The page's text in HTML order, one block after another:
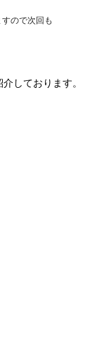
ので次回も
しております。